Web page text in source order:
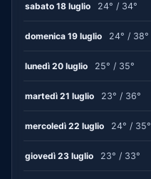
sabato 18 luglio 24° / 34°
domenica 19 luglio 24° / 38°
lunedì 20 luglio 25° / 35°
martedì 21 luglio 23° / 36°
mercoledì 22 luglio 24° / 35°
giovedì 23 luglio 23° / 33°